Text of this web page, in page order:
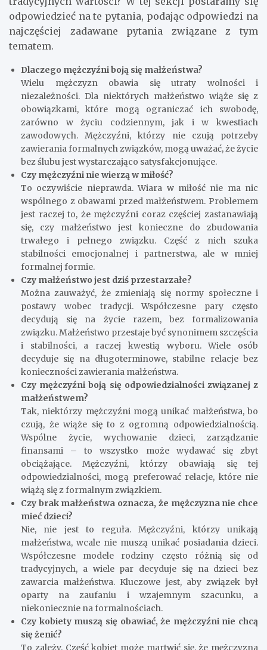
odpowiedzieć na te pytania, podając odpowiedzi na
najczęściej zadawane pytania związane z tym
tematem.
Dlaczego mężczyźni boją się małżeństwa?
Wielu mężczyzn obawia się utraty wolności i
niezależności. Dla niektórych małżeństwo wiąże się z
obowiązkami, które mogą ograniczać ich swobodę,
zarówno w życiu codziennym, jak i w kwestiach
zawodowych. Mężczyźni, którzy nie czują potrzeby
zawierania formalnych związków, mogą uważać, że życie
bez ślubu jest wystarczająco satysfakcjonujące.
Czy mężczyźni nie wierzą w miłość?
To oczywiście nieprawda. Wiara w miłość nie ma nic
wspólnego z obawami przed małżeństwem. Problemem
jest raczej to, że mężczyźni coraz częściej zastanawiają
się, czy małżeństwo jest konieczne do zbudowania
trwałego i pełnego związku. Część z nich szuka
stabilności emocjonalnej i partnerstwa, ale w mniej
formalnej formie.
Czy małżeństwo jest dziś przestarzałe?
Można zauważyć, że zmieniają się normy społeczne i
postawy wobec tradycji. Współczesne pary często
decydują się na życie razem, bez formalizowania
związku. Małżeństwo przestaje być synonimem szczęścia
i stabilności, a raczej kwestią wyboru. Wiele osób
decyduje się na długoterminowe, stabilne relacje bez
konieczności zawierania małżeństwa.
Czy mężczyźni boją się odpowiedzialności związanej z
małżeństwem?
Tak, niektórzy mężczyźni mogą unikać małżeństwa, bo
czują, że wiąże się to z ogromną odpowiedzialnością.
Wspólne życie, wychowanie dzieci, zarządzanie
finansami – to wszystko może wydawać się zbyt
obciążające. Mężczyźni, którzy obawiają się tej
odpowiedzialności, mogą preferować relacje, które nie
wiążą się z formalnym związkiem.
Czy brak małżeństwa oznacza, że mężczyzna nie chce
mieć dzieci?
Nie, nie jest to reguła. Mężczyźni, którzy unikają
małżeństwa, wcale nie muszą unikać posiadania dzieci.
Współczesne modele rodziny często różnią się od
tradycyjnych, a wiele par decyduje się na dzieci bez
zawarcia małżeństwa. Kluczowe jest, aby związek był
oparty na zaufaniu i wzajemnym szacunku, a
niekoniecznie na formalnościach.
Czy kobiety muszą się obawiać, że mężczyźni nie chcą
się żenić?